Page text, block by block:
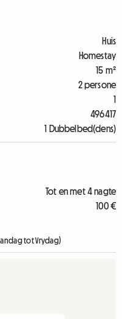
Huis
Homestay
15 m²
2 persone
1
496417
1 Dubbelbed(dens)
Tot en met 4 nagte
100 €
tot Vrydag)